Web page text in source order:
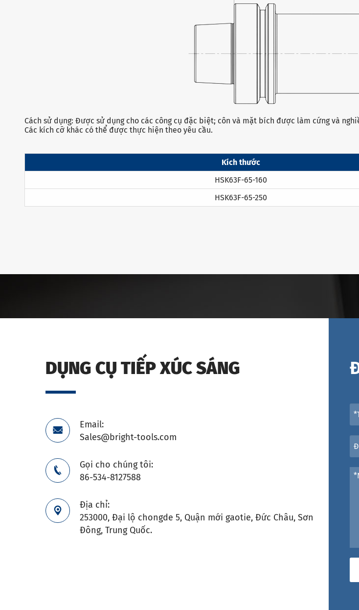
Cách sử dụng: Được sử dụng cho các công cụ đặc biệt; côn và mặt bích được làm cứng và
Các kích cỡ khác có thể được thực hiện theo yêu cầu.
Kích thước
HSK63F-65-160
HSK63F-65-250
DỤNG CỤ TIẾP XÚC SÁNG

Email:
Sales@bright-tools.com

Gọi cho chúng tôi:
86-534-8127588

Địa chỉ:
253000, Đại lộ chongde 5, Quận mới gaotie, Đức Châu, Sơn
Đông, Trung Quốc.